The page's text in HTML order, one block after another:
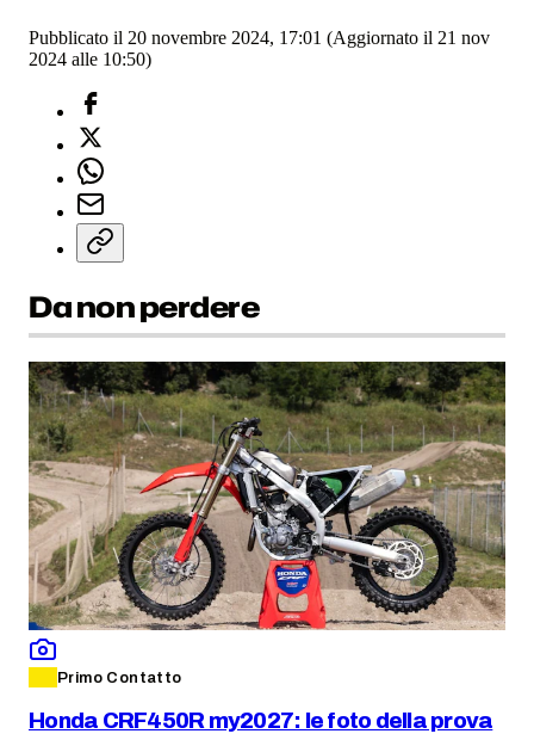
Pubblicato il 20 novembre 2024, 17:01 (Aggiornato il 21 nov
2024 alle 10:50)
Da non perdere
Primo Contatto
Honda CRF450R my2027: le foto della prova